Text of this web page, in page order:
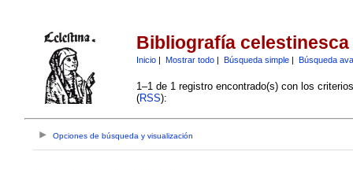
Bibliografía celestinesca
Inicio| Mostrar todo| Búsqueda simple| Búsqueda
1–1 de 1 registro encontrado(s) con los
(RSS):
Opciones de búsqueda y visualización